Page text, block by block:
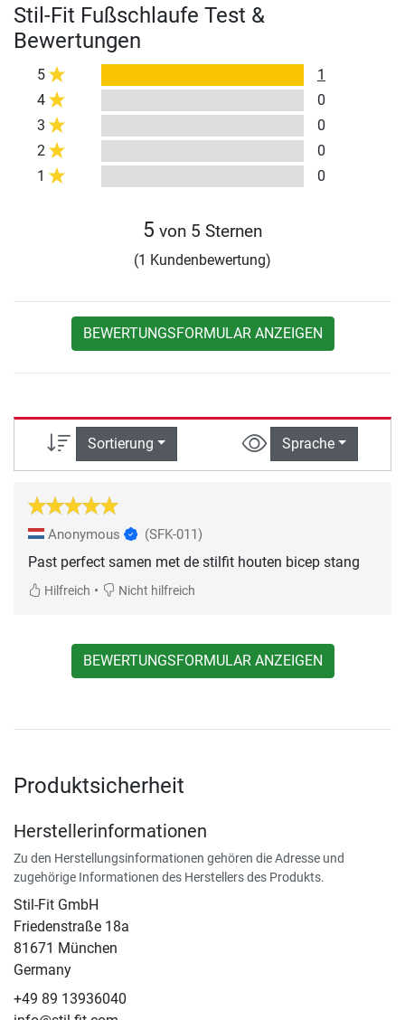
Stil-Fit Fußschlaufe Test &
Bewertungen
5
1
4
0
3
0
2
0
1
0
5 von 5 Sternen
(1 Kundenbewertung)
BEWERTUNGSFORMULAR ANZEIGEN
Sortierung Sprache
Anonymous (SFK-011)
Past perfect samen met de stilfit houten bicep stang
Hilfreich • Nicht hilfreich
BEWERTUNGSFORMULAR ANZEIGEN
Produktsicherheit
Herstellerinformationen
Zu den Herstellungsinformationen gehören die Adresse und
zugehörige Informationen des Herstellers des Produkts.
Stil-Fit GmbH
Friedenstraße 18a
81671 München
Germany
+49 89 13936040